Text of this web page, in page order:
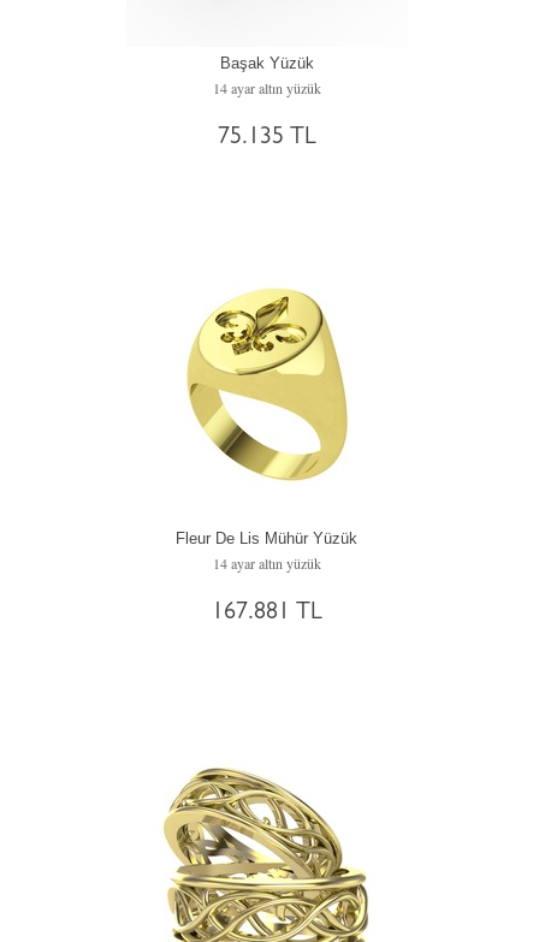
Başak Yüzük
14 ayar altın yüzük
75.135 TL
Fleur De Lis Mühür Yüzük
14 ayar altın yüzük
167.881 TL